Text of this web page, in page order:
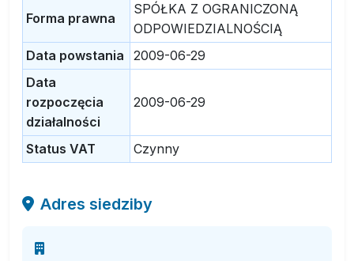
Forma prawna
SPÓŁKA Z OGRANICZONĄ
ODPOWIEDZIALNOŚCIĄ
Data powstania
2009-06-29
Data
rozpoczęcia
działalności
2009-06-29
Status VAT Czynny
Adres siedziby